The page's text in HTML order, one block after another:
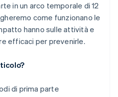
in un arco temporale di 12
come funzionano le
hanno sulle attività e
efficaci per prevenirle.
di prima parte